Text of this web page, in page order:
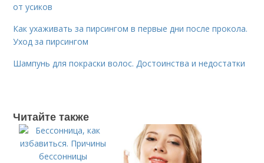
от усиков
Как ухаживать за пирсингом в первые дни после прокола.
Уход за пирсингом
Шампунь для покраски волос. Достоинства и недостатки
Читайте также